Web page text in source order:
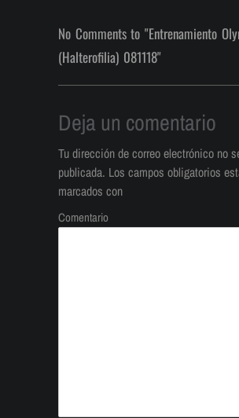
No Comments to "Entrenamiento
(Halterofilia) 081118"
Deja un comentario
Tu dirección de correo electrónico no
publicada. Los campos obligatorios
marcados con
Comentario